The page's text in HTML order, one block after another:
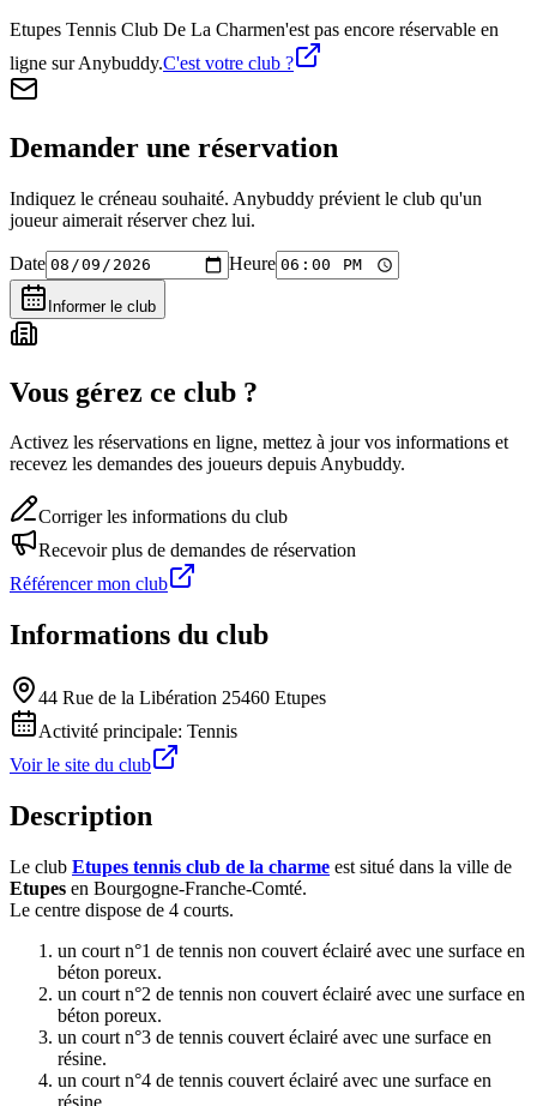
Etupes Tennis Club De La Charmen'est pas encore réservable en
ligne sur Anybuddy.C'est votre club ?
Demander une réservation
Indiquez le créneau souhaité. Anybuddy prévient le club qu'un
joueur aimerait réserver chez lui.
Date Heure
Informer le club
Vous gérez ce club ?
Activez les réservations en ligne, mettez à jour vos informations et
recevez les demandes des joueurs depuis Anybuddy.
Corriger les informations du club
Recevoir plus de demandes de réservation
Référencer mon club
Informations du club
44 Rue de la Libération 25460 Etupes
Activité principale: Tennis
Voir le site du club
Description
Le club Etupes tennis club de la charme est situé dans la ville de
Etupes en Bourgogne-Franche-Comté.
Le centre dispose de 4 courts.
un court n°1 de tennis non couvert éclairé avec une surface en
béton poreux.
un court n°2 de tennis non couvert éclairé avec une surface en
béton poreux.
un court n°3 de tennis couvert éclairé avec une surface en
résine.
un court n°4 de tennis couvert éclairé avec une surface en
résine.